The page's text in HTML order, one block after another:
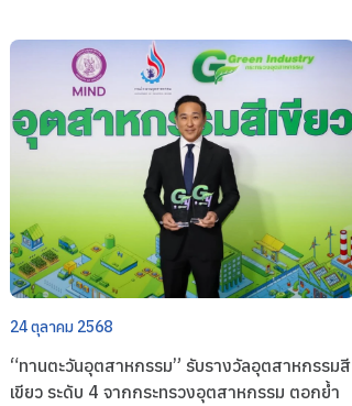
24 ตุลาคม 2568
“ทานตะวันอุตสาหกรรม” รับรางวัลอุตสาหกรรมสี
เขียว ระดับ 4 จากกระทรวงอุตสาหกรรม ตอกย้ำ